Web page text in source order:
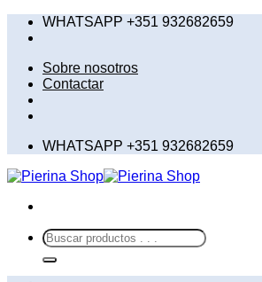
SaltarWHATSAPP +351 932682659
Sobre nosotros
Contactar
WHATSAPP +351 932682659
Buscar
por: